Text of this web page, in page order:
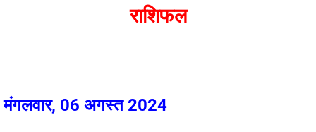
राशिफल
मंगलवार, 06 अगस्त 2024